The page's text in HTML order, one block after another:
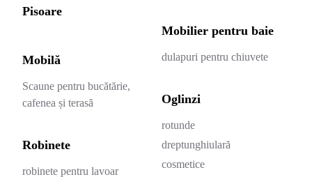
Pisoare
Mobilă
Scaune pentru bucătărie,
cafenea și terasă
Robinete
robinete pentru lavoar
Mobilier pentru baie
dulapuri pentru chiuvete
Oglinzi
rotunde
dreptunghiulară
cosmetice